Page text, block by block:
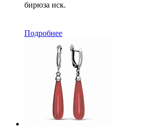
бирюза иск.
Подробнее